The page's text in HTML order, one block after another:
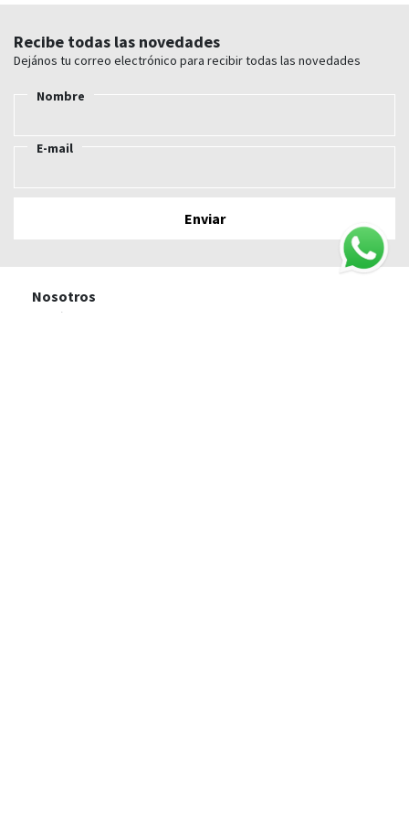
Recibe todas las novedades
Dejános tu correo electrónico para recibir todas las novedades
Nombre
E-mail
Nosotros
Conócenos